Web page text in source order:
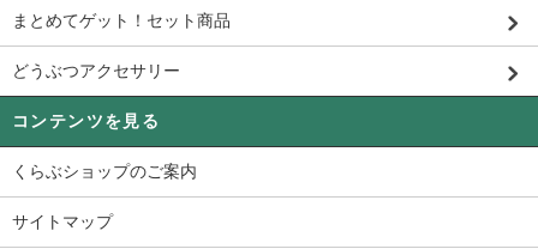
まとめてゲット！セット商品
どうぶつアクセサリー
コンテンツを見る
くらぶショップのご案内
サイトマップ